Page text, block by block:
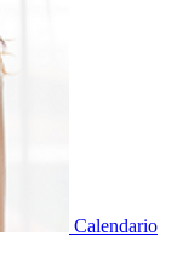
Calendario